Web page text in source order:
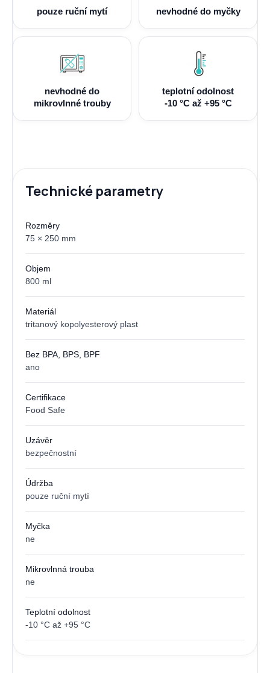
pouze ruční mytí nevhodné do myčky
nevhodné do
mikrovlnné trouby
teplotní odolnost
-10 °C až +95 °C
Technické parametry
Rozměry
75 × 250 mm
Objem
800 ml
Materiál
tritanový kopolyesterový plast
Bez BPA, BPS, BPF
ano
Certifikace
Food Safe
Uzávěr
bezpečnostní
Údržba
pouze ruční mytí
Myčka
ne
Mikrovlnná trouba
ne
Teplotní odolnost
-10 °C až +95 °C